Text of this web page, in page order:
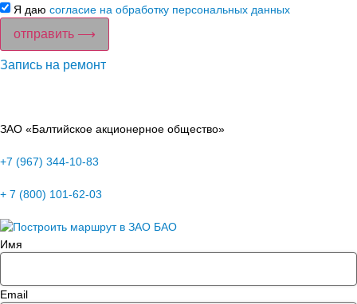
Я даю согласие на обработку персональных данных
отправить ⟶
Запись на ремонт
ЗАО «Балтийское акционерное общество»
+7 (967) 344-10-83
+ 7 (800) 101-62-03
Имя
Email